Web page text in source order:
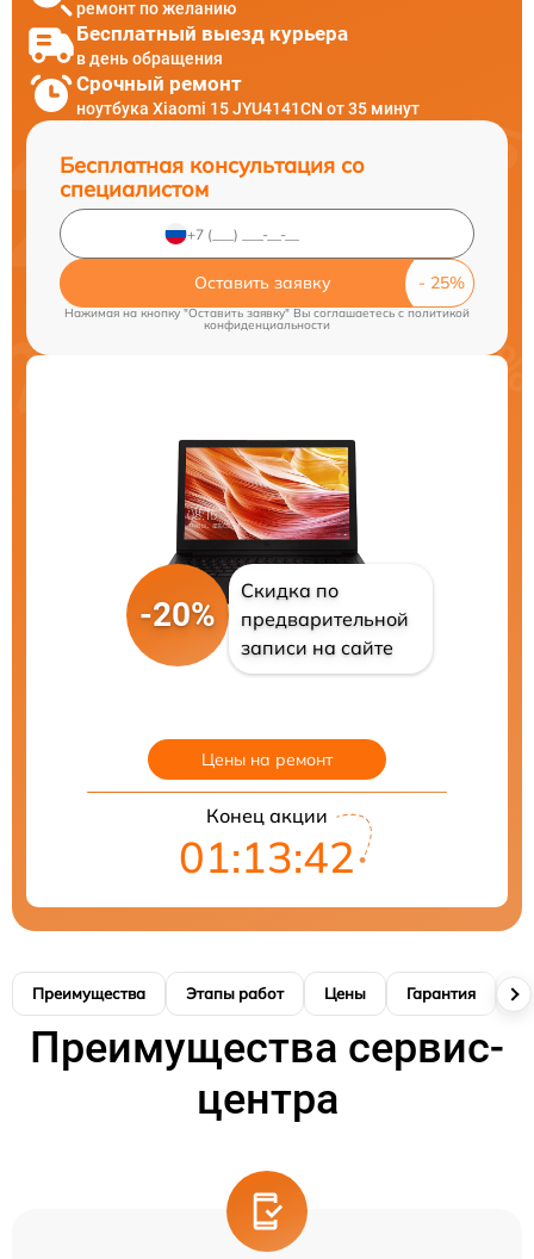
ремонт по желанию
Бесплатный выезд курьера
в день обращения
Срочный ремонт
ноутбука Xiaomi 15 JYU4141CN от 35 минут
Бесплатная консультация со
специалистом
Оставить заявку
Нажимая на кнопку "Оставить заявку" Вы соглашаетесь cполитикой
конфиденциальности
-20%
Скидка по
предварительной
записи на сайте
Цены на ремонт
Конец акции
01:13:41
Преимущества Этапы работ Цены Гарантия
Преимущества сервис-
центра